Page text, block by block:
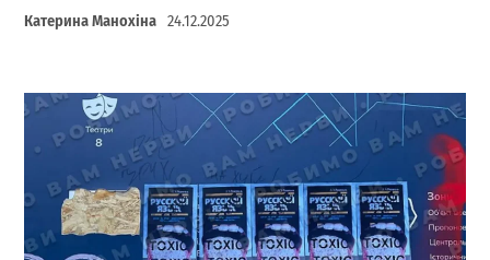
Катерина Манохіна 24.12.2025